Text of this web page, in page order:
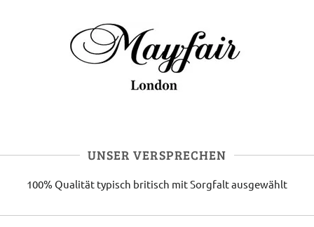
UNSER VERSPRECHEN
100% Qualität typisch britisch mit Sorgfalt ausgewählt